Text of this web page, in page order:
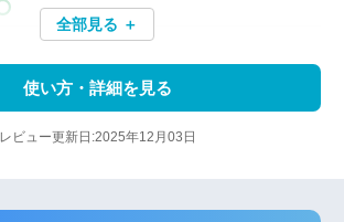
全部見る ＋
使い方・詳細を見る
レビュー更新日:2025年12月03日